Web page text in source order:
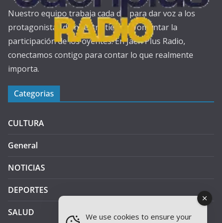
Nuestro equipo trabaja cada día para dar voz a los
protagonistas de nuestra tierra y fomentar la
participación de los oyentes. En Jaén Plus Radio,
conectamos contigo para contar lo que realmente
importa.
Categorias
CULTURA
General
NOTICIAS
DEPORTES
SALUD We use cookies to ensure your